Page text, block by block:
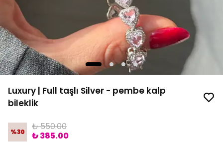
Luxury | Full taşlı Silver - pembe kalp
bileklik
%30
₺ 550.00
₺ 385.00